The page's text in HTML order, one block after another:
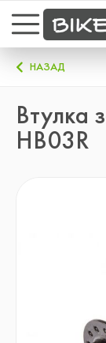
НАЗАД
Втулка
HB03R